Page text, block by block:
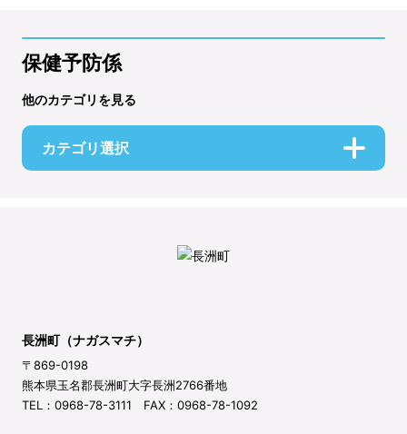
保健予防係
他のカテゴリを見る
カテゴリ選択
長洲町（ナガスマチ）
〒869-0198
熊本県玉名郡長洲町大字長洲2766番地
TEL：0968-78-3111 FAX：0968-78-1092